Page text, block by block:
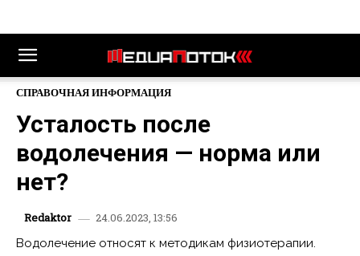
СПРАВОЧНАЯ ИНФОРМАЦИЯ
Усталость после
водолечения — норма или
нет?
Redaktor
24.06.2023, 13:56
Водолечение относят к методикам физиотерапии.